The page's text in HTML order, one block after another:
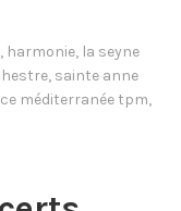
, harmonie, la seyne
, sainte anne
méditerranée tpm,